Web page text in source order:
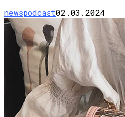
newspodcast02.03.2024